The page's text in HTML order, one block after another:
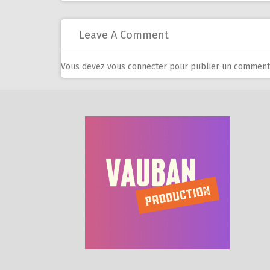
navigation
Leave A Comment
Vous devez vous connecter pour publier un